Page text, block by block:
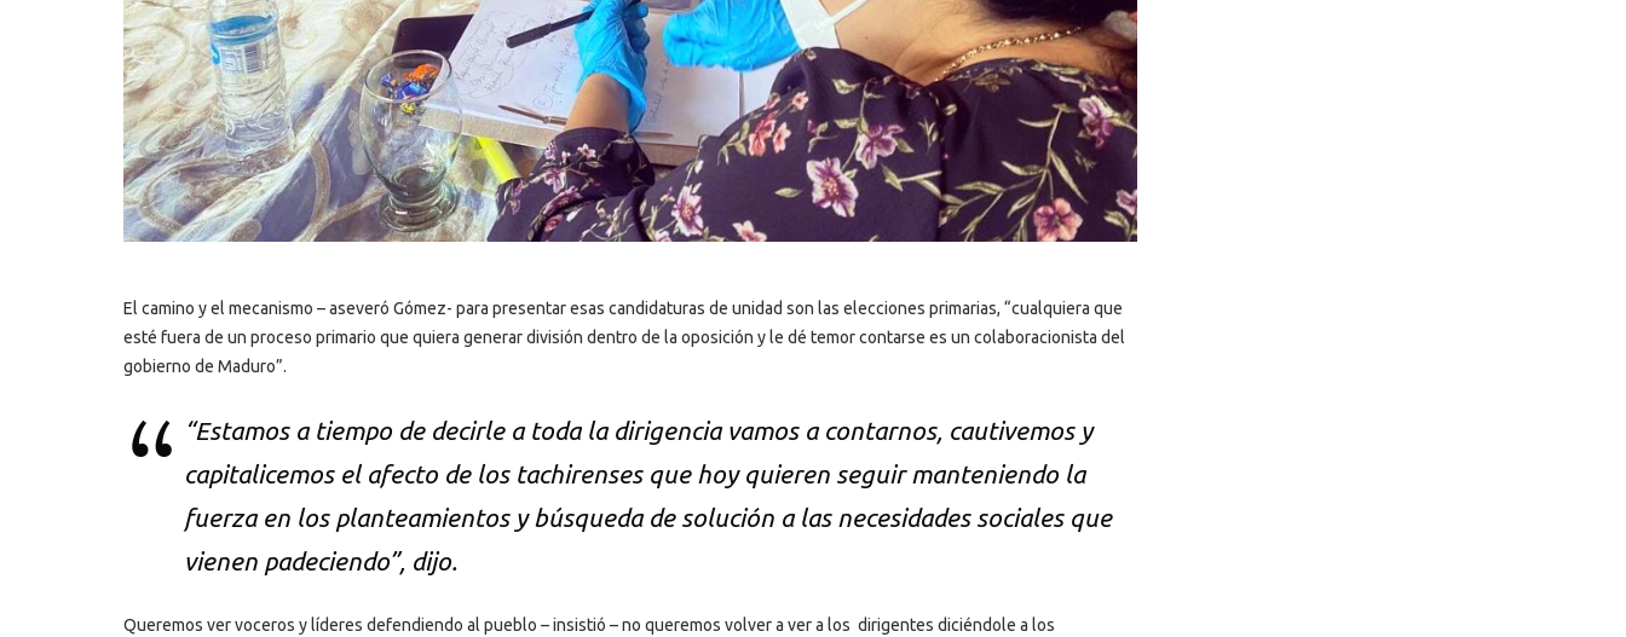
El camino y el mecanismo – aseveró Gómez- para presentar esas candidaturas de unidad son las elecciones primarias, “cualquiera que
esté fuera de un proceso primario que quiera generar división dentro de la oposición y le dé temor contarse es un colaboracionista del
gobierno de Maduro”.
“Estamos a tiempo de decirle a toda la dirigencia vamos a contarnos, cautivemos y
capitalicemos el afecto de los tachirenses que hoy quieren seguir manteniendo la
fuerza en los planteamientos y búsqueda de solución a las necesidades sociales que
vienen padeciendo”, dijo.
Queremos ver voceros y líderes defendiendo al pueblo – insistió – no queremos volver a ver a los dirigentes diciéndole a los